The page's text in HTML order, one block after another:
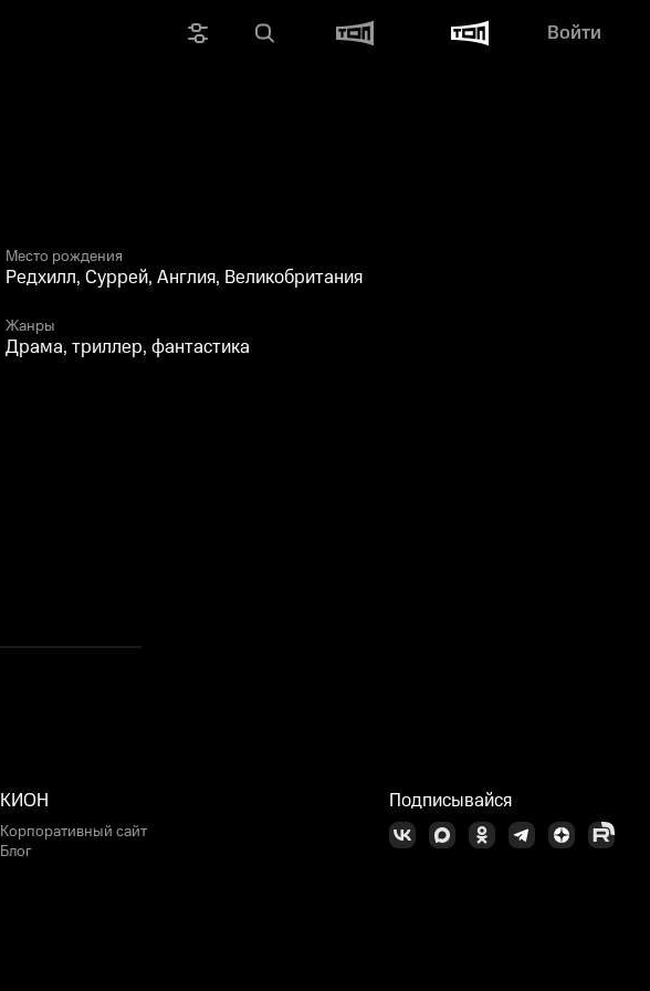
Войти
Место рождения
Редхилл, Суррей, Англия, Великобритания
Жанры
Драма, триллер, фантастика
КИОН
Корпоративный сайт
Блог
Подписывайся